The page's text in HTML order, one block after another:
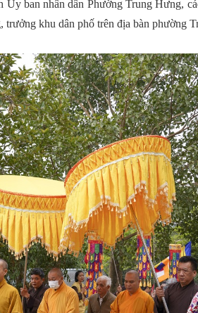
Ủy ban nhân dân Phường Trung
khu dân phố trên địa bàn phường